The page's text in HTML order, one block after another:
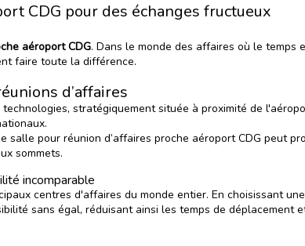
CDG pour des échanges fructueux
aéroport CDG. Dans le monde des affaires où le temps
faire toute la différence.
d’affaires
stratégiquement située à proximité de
pour réunion d’affaires proche aéroport CDG peut
sommets.
incomparable
centres d'affaires du monde entier. En choisissant
sans égal, réduisant ainsi les temps de déplacement